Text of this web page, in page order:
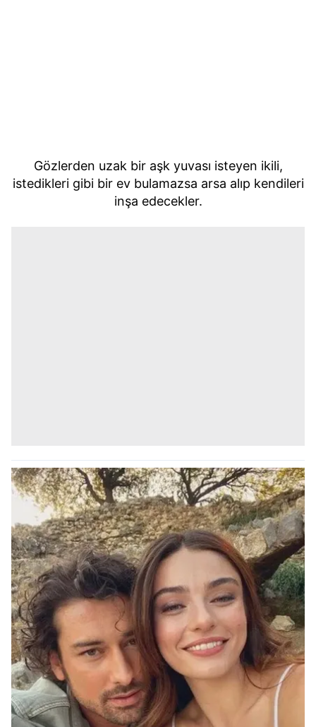
Gözlerden uzak bir aşk yuvası isteyen ikili,
istedikleri gibi bir ev bulamazsa arsa alıp kendileri
inşa edecekler.